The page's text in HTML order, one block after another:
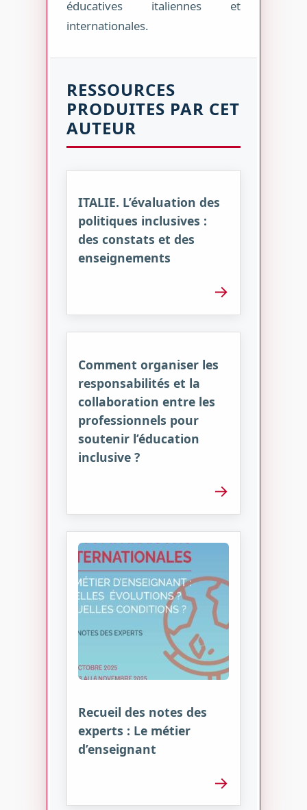
éducatives italiennes et
internationales.
RESSOURCES
PRODUITES PAR CET
AUTEUR
ITALIE. L’évaluation des
politiques inclusives :
des constats et des
enseignements
→
Comment organiser les
responsabilités et la
collaboration entre les
professionnels pour
soutenir l’éducation
inclusive ?
→
Recueil des notes des
experts : Le métier
d’enseignant
→